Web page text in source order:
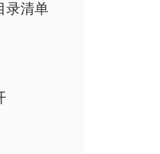
录清单